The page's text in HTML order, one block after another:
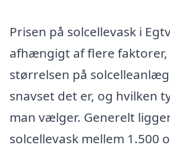
Prisen på solcellevask i
afhængigt af flere
størrelsen på
snavset det er, og hvilken
man vælger. Generelt
solcellevask mellem 1.500